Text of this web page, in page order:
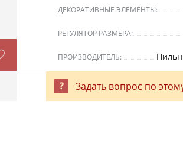
ДЕКОРАТИВНЫЕ ЭЛЕМЕНТЫ:
РЕГУЛЯТОР РАЗМЕРА:
ПРОИЗВОДИТЕЛЬ:
Задать вопрос по